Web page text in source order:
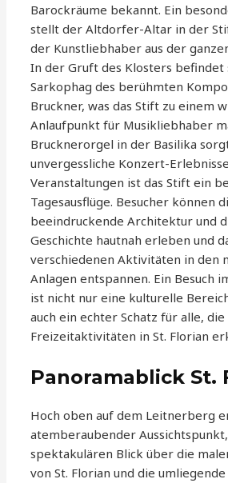
Barockräume bekannt. Ein
stellt der Altdorfer-Altar in der
der Kunstliebhaber aus der
In der Gruft des Klosters befindet
Sarkophag des berühmten
Bruckner, was das Stift zu einem
Anlaufpunkt für Musikliebhaber
Brucknerorgel in der Basilika
unvergessliche Konzert-
Veranstaltungen ist das Stift ein
Tagesausflüge. Besucher können
beeindruckende Architektur und
Geschichte hautnah erleben und
verschiedenen Aktivitäten in den
Anlagen entspannen. Ein Besuch
ist nicht nur eine kulturelle
auch ein echter Schatz für alle, die
Freizeitaktivitäten in St. Florian
Panoramablick St.
Hoch oben auf dem Leitnerberg
atemberaubender
spektakulären Blick über die
von St. Florian und die